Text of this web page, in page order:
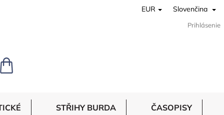
EUR Slovenčina
Prihlásenie
NÁKUPNÝ
KOŠÍK
STŘIHY BURDA ČASOPISY